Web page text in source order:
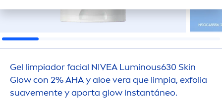
Gel limpiador facial NIVEA Luminous630 Skin
Glow con 2% AHA y aloe vera que limpia, exfolia
suavemente y aporta glow instantáneo.